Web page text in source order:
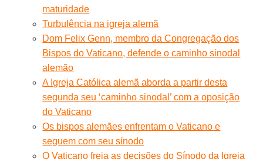
maturidade
Turbulência na igreja alemã
Dom Felix Genn, membro da Congregação dos
Bispos do Vaticano, defende o caminho sinodal
alemão
A Igreja Católica alemã aborda a partir desta
segunda seu ‘caminho sinodal’ com a oposição
do Vaticano
Os bispos alemães enfrentam o Vaticano e
seguem com seu sínodo
O Vaticano freia as decisões do Sínodo da Igreja